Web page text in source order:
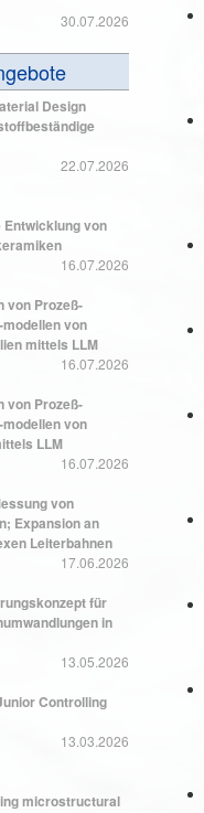
30.07.2026
Design
22.07.2026
von
16.07.2026
von Prozeß-
von
mittels LLM
16.07.2026
von Prozeß-
von
LLM
16.07.2026
von
Expansion an
Leiterbahnen
17.06.2026
für
in
13.05.2026
Controlling
13.03.2026
microstructural